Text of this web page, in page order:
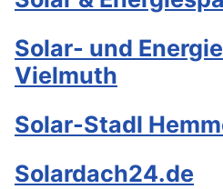
Solar- und
Vielmuth
Solar-Stadl
Solardach24.de